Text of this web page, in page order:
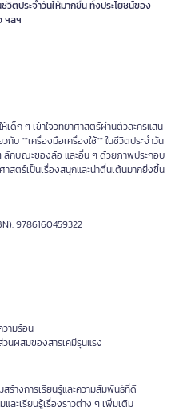
วิตประจำวันให้มากขึ้น ทั้งประโยชน์ของ
ฯลฯ
เด็ก ๆ เข้าใจวิทยาศาสตร์ผ่านตัวละครแสน
กับ ""เครื่องมือเครื่องใช้"" ในชีวิตประจำวัน
ลักษณะของล้อ และอื่น ๆ ด้วยภาพประกอบ
าสตร์เป็นเรื่องสนุกและน่าตื่นเต้นมากยิ่งขึ้น
9786160459322
วามร้อน
วนผสมของสารเคมีรุนแรง
ร้างการเรียนรู้และความสัมพันธ์ที่ดี
ละเรียนรู้เรื่องราวต่าง ๆ เพิ่มเติม